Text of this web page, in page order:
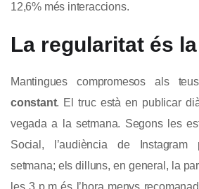
12,6% més interaccions.
La regularitat és
Mantingues compromesos als
constant. El truc està en publicar
vegada a la setmana. Segons les
Social, l’audiència de Instagram
setmana; els dilluns, en general, la